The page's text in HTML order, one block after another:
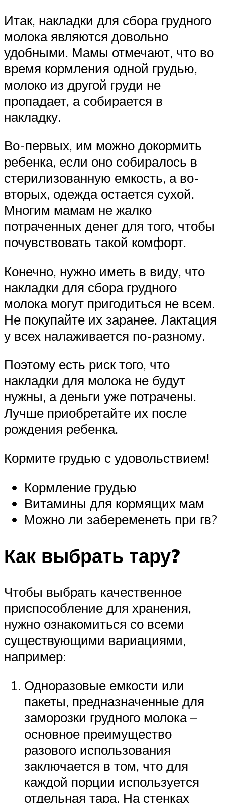
Итак, накладки для сбора грудного
молока являются довольно
удобными. Мамы отмечают, что во
время кормления одной грудью,
молоко из другой груди не
пропадает, а собирается в
накладку.
Во-первых, им можно докормить
ребенка, если оно собиралось в
стерилизованную емкость, а во-
вторых, одежда остается сухой.
Многим мамам не жалко
потраченных денег для того, чтобы
почувствовать такой комфорт.
Конечно, нужно иметь в виду, что
накладки для сбора грудного
молока могут пригодиться не всем.
Не покупайте их заранее. Лактация
у всех налаживается по-разному.
Поэтому есть риск того, что
накладки для молока не будут
нужны, а деньги уже потрачены.
Лучше приобретайте их после
рождения ребенка.
Кормите грудью с удовольствием!
Кормление грудью
Витамины для кормящих мам
Можно ли забеременеть при гв?
Как выбрать тару?
Чтобы выбрать качественное
приспособление для хранения,
нужно ознакомиться со всеми
существующими вариациями,
например:
Одноразовые емкости или
пакеты, предназначенные для
заморозки грудного молока –
основное преимущество
разового использования
заключается в том, что для
каждой порции используется
отдельная тара. На стенках